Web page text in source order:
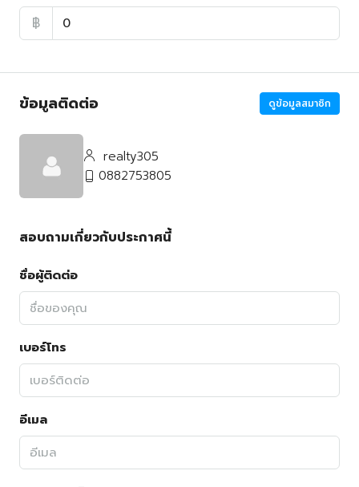
฿
ข้อมูลติดต่อ ดูข้อมูลสมาชิก
realty305
0882753805
สอบถามเกี่ยวกับประกาศนี้
ชื่อผู้ติดต่อ
เบอร์โทร
อีเมล